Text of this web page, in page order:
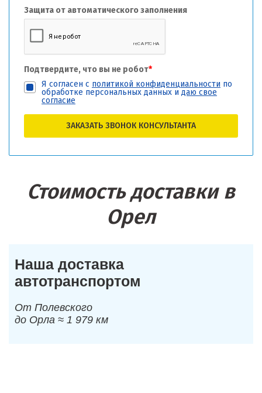
Защита от автоматического заполнения
Подтвердите, что вы не робот*
Я согласен с политикой конфиденциальности по
обработке персональных данных и даю свое
согласие
ЗАКАЗАТЬ ЗВОНОК КОНСУЛЬТАНТА
Стоимость доставки в
Орел
Наша доставка
автотранспортом
От Полевского
до Орла ≈ 1 979 км